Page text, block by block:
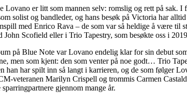
Lovano er litt som mannen selv: romslig og rett på sak.
solist og bandleder, og hans besøk på Victoria har
med Enrico Rava – de som var så heldige å være til
John Scofield eller i Trio Tapestry, som besøkte oss i
på Blue Note var Lovano endelig klar for sin debut
men som kjent: den som venter på noe godt… Trio
han har spilt inn så langt i karrieren, og de som følger
veteranen Marilyn Crispell og trommis Carmen
gjennom mange år.